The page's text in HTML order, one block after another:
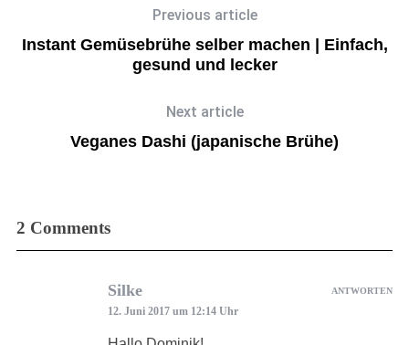
Previous article
Instant Gemüsebrühe selber machen | Einfach,
gesund und lecker
Next article
Veganes Dashi (japanische Brühe)
2 Comments
Silke
12. Juni 2017 um 12:14 Uhr
ANTWORTEN